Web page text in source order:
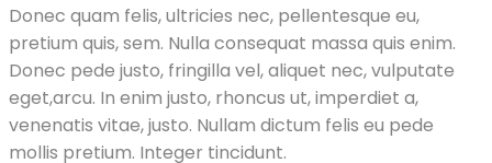
Donec quam felis, ultricies nec, pellentesque eu,
pretium quis, sem. Nulla consequat massa quis enim.
Donec pede justo, fringilla vel, aliquet nec, vulputate
eget,arcu. In enim justo, rhoncus ut, imperdiet a,
venenatis vitae, justo. Nullam dictum felis eu pede
mollis pretium. Integer tincidunt.